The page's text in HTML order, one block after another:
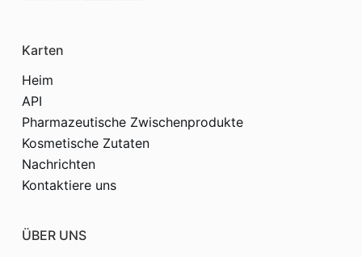
Karten
Heim
API
Pharmazeutische Zwischenprodukte
Kosmetische Zutaten
Nachrichten
Kontaktiere uns
ÜBER UNS